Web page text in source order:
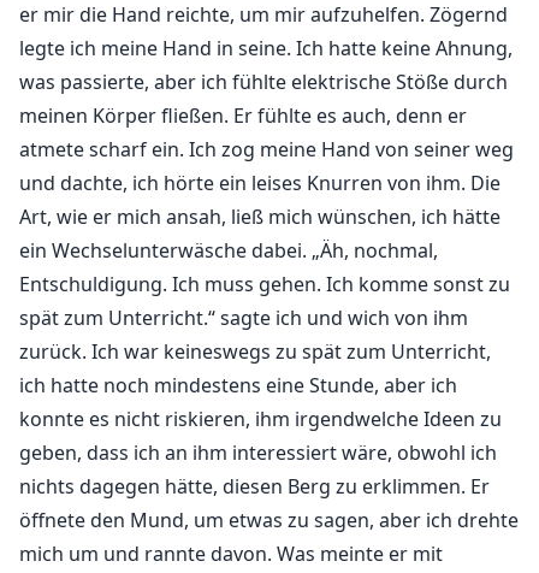
er mir die Hand reichte, um mir aufzuhelfen. Zögernd
legte ich meine Hand in seine. Ich hatte keine Ahnung,
was passierte, aber ich fühlte elektrische Stöße durch
meinen Körper fließen. Er fühlte es auch, denn er
atmete scharf ein. Ich zog meine Hand von seiner weg
und dachte, ich hörte ein leises Knurren von ihm. Die
Art, wie er mich ansah, ließ mich wünschen, ich hätte
ein Wechselunterwäsche dabei. „Äh, nochmal,
Entschuldigung. Ich muss gehen. Ich komme sonst zu
spät zum Unterricht.“ sagte ich und wich von ihm
zurück. Ich war keineswegs zu spät zum Unterricht,
ich hatte noch mindestens eine Stunde, aber ich
konnte es nicht riskieren, ihm irgendwelche Ideen zu
geben, dass ich an ihm interessiert wäre, obwohl ich
nichts dagegen hätte, diesen Berg zu erklimmen. Er
öffnete den Mund, um etwas zu sagen, aber ich drehte
mich um und rannte davon. Was meinte er mit